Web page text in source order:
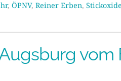
, ÖPNV, Reiner Erben, Stickoxide
vom